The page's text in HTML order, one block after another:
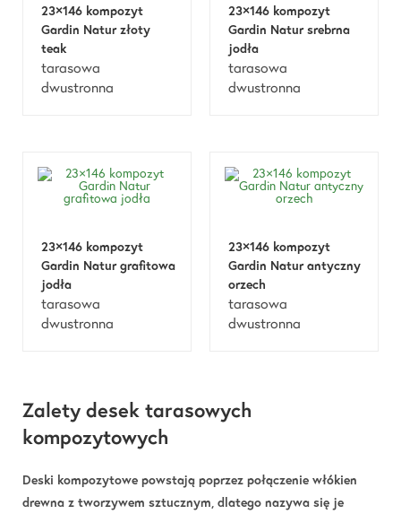
23×146 kompozyt
Gardin Natur złoty
teak
tarasowa
dwustronna
23×146 kompozyt
Gardin Natur srebrna
jodła
tarasowa
dwustronna
23×146 kompozyt
Gardin Natur grafitowa
jodła
tarasowa
dwustronna
23×146 kompozyt
Gardin Natur antyczny
orzech
tarasowa
dwustronna
Zalety desek tarasowych
kompozytowych
Deski kompozytowe powstają poprzez połączenie włókien
drewna z tworzywem sztucznym, dlatego nazywa się je